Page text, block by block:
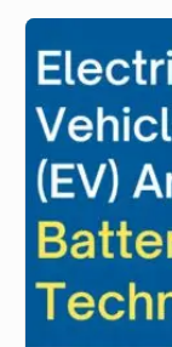
পরিবহনের
ভবিষ্যত-
Electric
Vehicles
(EV)
এবং
Battery